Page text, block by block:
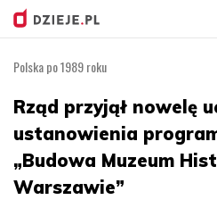
Polska po 1989 roku
Rząd przyjął nowelę
ustanowienia
„Budowa Muzeum
Warszawie”